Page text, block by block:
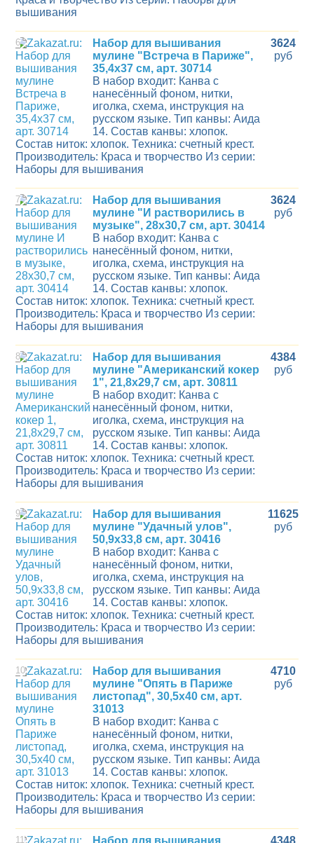
вышивания
6
Набор для вышивания
мулине "Встреча в Париже",
35,4х37 см, арт. 30714
В набор входит: Канва с
нанесённый фоном, нитки,
иголка, схема, инструкция на
русском языке. Тип канвы: Аида
14. Состав канвы: хлопок.
Состав ниток: хлопок. Техника: счетный крест.
Производитель: Краса и творчество Из серии:
Наборы для вышивания
3624
руб
7
Набор для вышивания
мулине "И растворились в
музыке", 28х30,7 см, арт. 30414
В набор входит: Канва с
нанесённый фоном, нитки,
иголка, схема, инструкция на
русском языке. Тип канвы: Аида
14. Состав канвы: хлопок.
Состав ниток: хлопок. Техника: счетный крест.
Производитель: Краса и творчество Из серии:
Наборы для вышивания
3624
руб
8
Набор для вышивания
мулине "Американский кокер
1", 21,8х29,7 см, арт. 30811
В набор входит: Канва с
нанесённый фоном, нитки,
иголка, схема, инструкция на
русском языке. Тип канвы: Аида
14. Состав канвы: хлопок.
Состав ниток: хлопок. Техника: счетный крест.
Производитель: Краса и творчество Из серии:
Наборы для вышивания
4384
руб
9
Набор для вышивания
мулине "Удачный улов",
50,9х33,8 см, арт. 30416
В набор входит: Канва с
нанесённый фоном, нитки,
иголка, схема, инструкция на
русском языке. Тип канвы: Аида
14. Состав канвы: хлопок.
Состав ниток: хлопок. Техника: счетный крест.
Производитель: Краса и творчество Из серии:
Наборы для вышивания
11625
руб
10
Набор для вышивания
мулине "Опять в Париже
листопад", 30,5х40 см, арт.
31013
В набор входит: Канва с
нанесённый фоном, нитки,
иголка, схема, инструкция на
русском языке. Тип канвы: Аида
14. Состав канвы: хлопок.
Состав ниток: хлопок. Техника: счетный крест.
Производитель: Краса и творчество Из серии:
Наборы для вышивания
4710
руб
11 Набор для вышивания 4348